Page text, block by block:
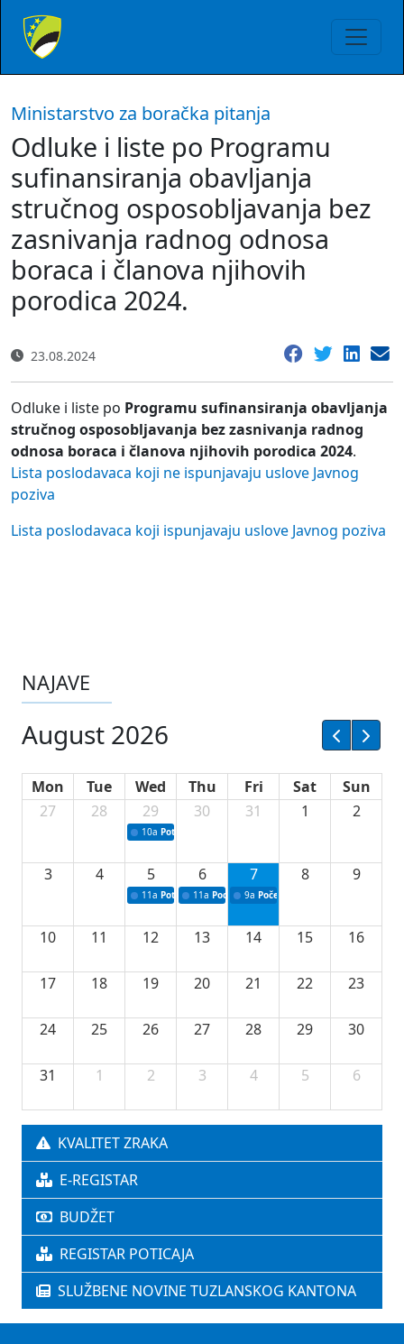
Ministarstvo za boračka pitanja
Odluke i liste po Programu
sufinansiranja obavljanja
stručnog osposobljavanja bez
zasnivanja radnog odnosa
boraca i članova njihovih
porodica 2024.
23.08.2024
Odluke i liste po Programu sufinansiranja obavljanja
stručnog osposobljavanja bez zasnivanja radnog
odnosa boraca i članova njihovih porodica 2024.
Lista poslodavaca koji ne ispunjavaju uslove Javnog
poziva
Lista poslodavaca koji ispunjavaju uslove Javnog poziva
NAJAVE
August 2026
Mon Tue Wed Thu Fri Sat
Sun
27
28 29
10a Potpisivanje ugovora sa neprofitnim
30 31 1 2
3 4 5
11a Potpisivanje ugovora o stipendijama za
6
11a Podrška razvoju vodne infrastrukture u
7
9a Početak izgradnje nove
8 9
10 11 12 13 14 15 16
17 18 19 20 21 22 23
24 25 26 27 28 29 30
31 1 2 3 4 5 6
KVALITET ZRAKA
E-REGISTAR
BUDŽET
REGISTAR POTICAJA
SLUŽBENE NOVINE TUZLANSKOG KANTONA